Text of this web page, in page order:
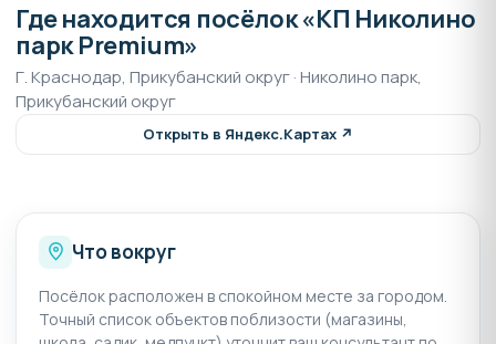
Водоотведение - центральная канализация
Электричество - 15 кВт, 3 фазы
Газ
Придомовая территория:
Отсыпан плодородный чернозём, засеян газон
вокруг дома полностью готовая к укладке
тротуарной плитки или натурального камня
Установлены автоматические ворота
Где находится посёлок «КП Николино
парк Premium»
Г. Краснодар, Прикубанский округ · Николино парк,
Прикубанский округ
Открыть в Яндекс.Картах ↗
Что вокруг
Посёлок расположен в спокойном месте за городом.
Точный список объектов поблизости (магазины,